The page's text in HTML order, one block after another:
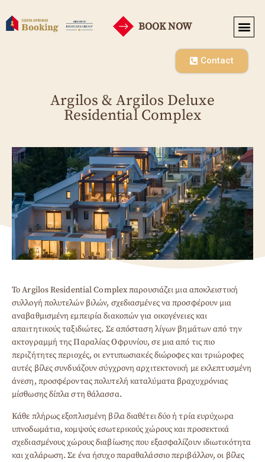
BOOK NOW
Contact
Argilos & Argilos Deluxe
Residential Complex
Το Argilos Residential Complex παρουσιάζει μια αποκλειστική
συλλογή πολυτελών βιλών, σχεδιασμένες να προσφέρουν μια
αναβαθμισμένη εμπειρία διακοπών για οικογένειες και
απαιτητικούς ταξιδιώτες. Σε απόσταση λίγων βημάτων από την
ακτογραμμή της Παραλίας Οφρυνίου, σε μια από τις πιο
περιζήτητες περιοχές, οι εντυπωσιακές διώροφες και τριώροφες
αυτές βίλες συνδυάζουν σύγχρονη αρχιτεκτονική με εκλεπτυσμένη
άνεση, προσφέροντας πολυτελή καταλύματα βραχυχρόνιας
μίσθωσης δίπλα στη θάλασσα.
Κάθε πλήρως εξοπλισμένη βίλα διαθέτει δύο ή τρία ευρύχωρα
υπνοδωμάτια, κομψούς εσωτερικούς χώρους και προσεκτικά
σχεδιασμένους χώρους διαβίωσης που εξασφαλίζουν ιδιωτικότητα
και χαλάρωση. Σε ένα ήσυχο παραθαλάσσιο περιβάλλον, οι βίλες